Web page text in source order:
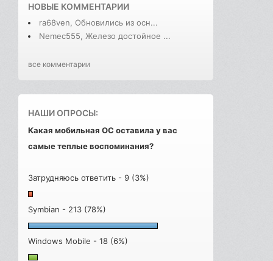
НОВЫЕ КОММЕНТАРИИ
ra68ven, Обновились из осн...
Nemec555, Железо достойное ...
все комментарии
НАШИ ОПРОСЫ:
Какая мобильная ОС оставила у вас
самые теплые воспоминания?
Затрудняюсь ответить - 9 (3%)
Symbian - 213 (78%)
Windows Mobile - 18 (6%)